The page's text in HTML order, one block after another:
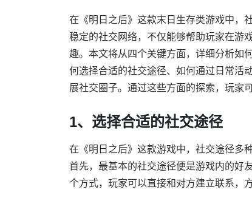
在《明日之后》这款末日生存类游戏中，
稳定的社交网络，不仅能够帮助玩家在游
趣。本文将从四个关键方面，详细分析如
何选择合适的社交途径、如何通过日常活
展社交圈子。通过这些方面的探索，玩家
1、选择合适的社交途径
在《明日之后》这款游戏中，社交途径多
首先，最基本的社交途径便是游戏内的好
个方式，玩家可以直接和对方建立联系，